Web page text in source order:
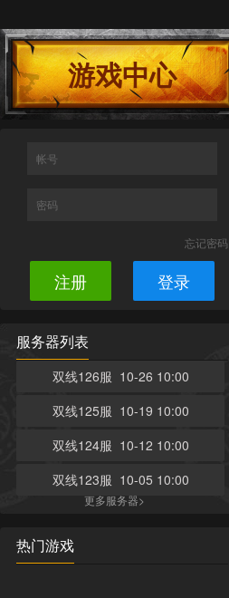
游戏中心
帐号
密码
忘记密码
注册 登录
服务器列表
双线126服 10-26 10:00
双线125服 10-19 10:00
双线124服 10-12 10:00
双线123服 10-05 10:00
更多服务器>
热门游戏